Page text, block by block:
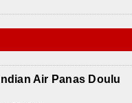
Air Panas Doulu